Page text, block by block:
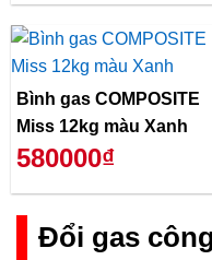
Bình gas COMPOSITE
Miss 12kg màu Xanh
580000₫
Đổi gas